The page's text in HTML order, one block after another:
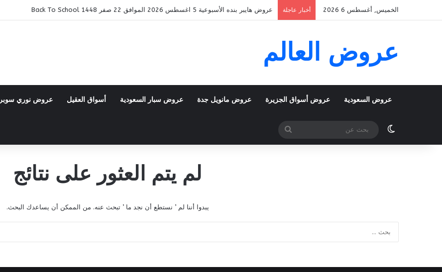
الخميس, أغسطس 6 2026 أخبار عاجلة عروض هايبر بنده الأسبوعية 5 اغسطس 2026 الموافق 22 صفر 1448 Back To School
عروض العالم
عروض السعودية عروض أسواق الجزيرة عروض مانويل جدة عروض سبار السعودية أسواق العقيل عروض نوري
الوضع المظلم
بحث
عن
لم يتم العثور على نتائج
يبدوا أننا لم ’ نستطع أن نجد ما ’ تبحث عنه. من الممكن أن يساعدك البحث.